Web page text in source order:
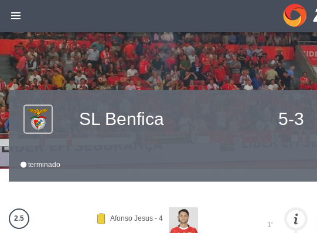
SL Benfica 5-3
terminado
2.5 Afonso Jesus - 4
1'